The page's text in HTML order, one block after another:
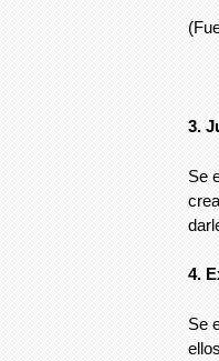
3.
Se
4.
Se